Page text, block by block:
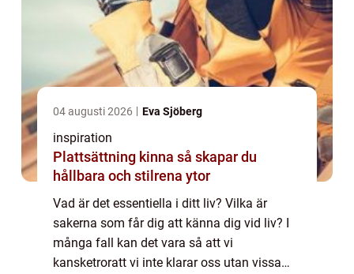
04 augusti 2026 Eva Sjöberg
inspiration
Plattsättning kinna så skapar du
hållbara och stilrena ytor
Vad är det essentiella i ditt liv? Vilka är
sakerna som får dig att känna dig vid liv? I
många fall kan det vara så att vi
kansketroratt vi inte klarar oss utan vissa